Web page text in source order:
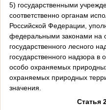
5) государственными
соответственно органам
Российской Федерации,
федеральными законами на
государственного лесного
государственного надзора в
особо охраняемых
охраняемых природных
значения.
Статья